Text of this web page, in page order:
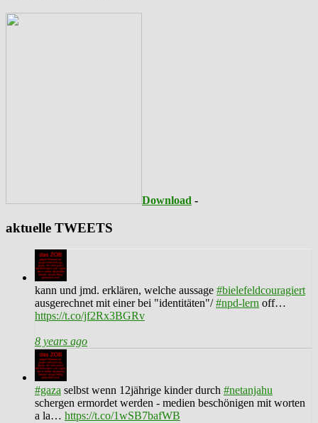
Download -
aktuelle TWEETS
kann und jmd. erklären, welche aussage #bielefeldcouragiert
ausgerechnet mit einer bei "identitäten"/#npd-lern off…
https://t.co/jf2Rx3BGRv
8 years ago
#gaza selbst wenn 12jährige kinder durch #netanjahu
schergen ermordet werden - medien beschönigen mit worten
a la… https://t.co/1wSB7bafWB